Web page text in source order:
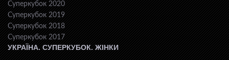
Суперкубок 2020
Суперкубок 2019
Суперкубок 2018
Суперкубок 2017
УКРАЇНА. СУПЕРКУБОК. ЖІНКИ